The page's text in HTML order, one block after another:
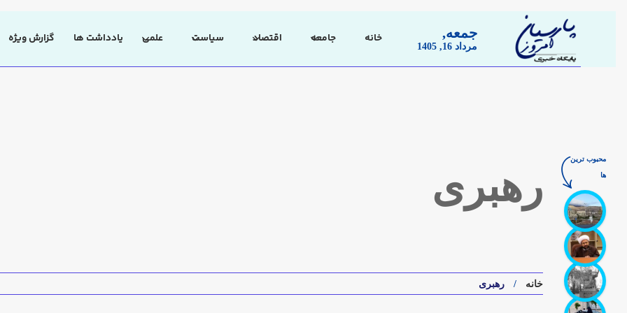
جمعه,
مرداد 16, 1405
خانه جامعه اقتصاد سیاست علمی یادداشت ها گزارش ویژه
رهبری
خانه رهبری
محبوب ترین
ها